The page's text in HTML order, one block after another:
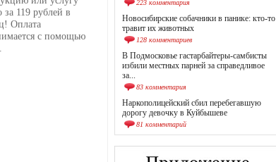
223 комментария
Новосибирские собачники в панике: кто-то
травит их животных
128 комментариев
В Подмосковье гастарбайтеры-самбисты
избили местных парней за справедливое
за...
83 комментария
Наркополицейский сбил перебегавшую
дорогу девочку в Куйбышеве
81 комментарий
за 119 рублей в
Оплата
с помощью